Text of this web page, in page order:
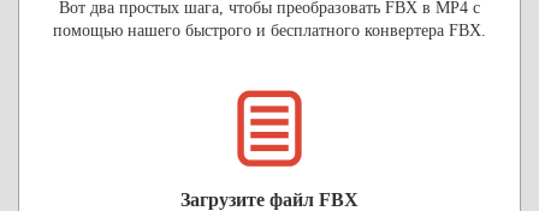
Вот два простых шага, чтобы преобразовать FBX в MP4 с
помощью нашего быстрого и бесплатного конвертера FBX.
Загрузите файл FBX